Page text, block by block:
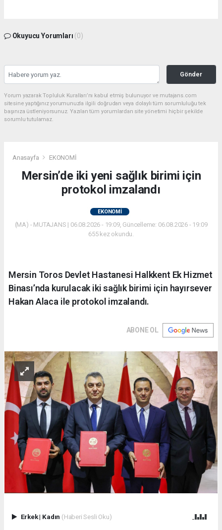
Okuyucu Yorumları (0)
Gönder
Yorum yazarak Topluluk Kuralları’nı kabul etmiş bulunuyor ve mutajans.com
sitesine yaptığınız yorumunuzla ilgili doğrudan veya dolaylı tüm sorumluluğu tek
başınıza üstleniyorsunuz. Yazılan tüm yorumlardan site yönetimi hiçbir şekilde
sorumlu tutulamaz.
Anasayfa EKONOMİ
Mersin’de iki yeni sağlık birimi için
protokol imzalandı
EKONOMİ
(MA) - MUTAJANS | 06.08.2026 - 19:09, Güncelleme: 06.08.2026 - 19:09
655 kez okundu.
Mersin Toros Devlet Hastanesi Halkkent Ek Hizmet
Binası’nda kurulacak iki sağlık birimi için hayırsever
Hakan Alaca ile protokol imzalandı.
ABONE OL
Erkek| Kadın (Haberi Sesli Oku)